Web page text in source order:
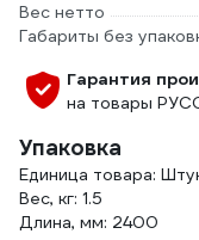
Вес нетто
Габариты без
Гарантия
на товары
Упаковка
Единица товара:
Вес, кг: 1.5
Длина, мм: 2400